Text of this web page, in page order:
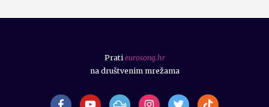
Prati eurosong.hr
na društvenim mrežama